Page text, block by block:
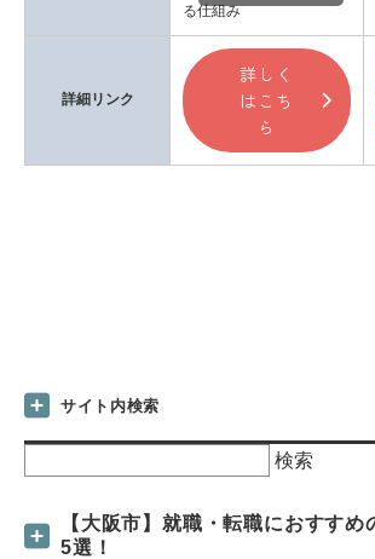
る仕組み
詳細リンク
詳しく
はこち
ら
サイト内検索
【大阪市】就職・転職におすすめ
5選！